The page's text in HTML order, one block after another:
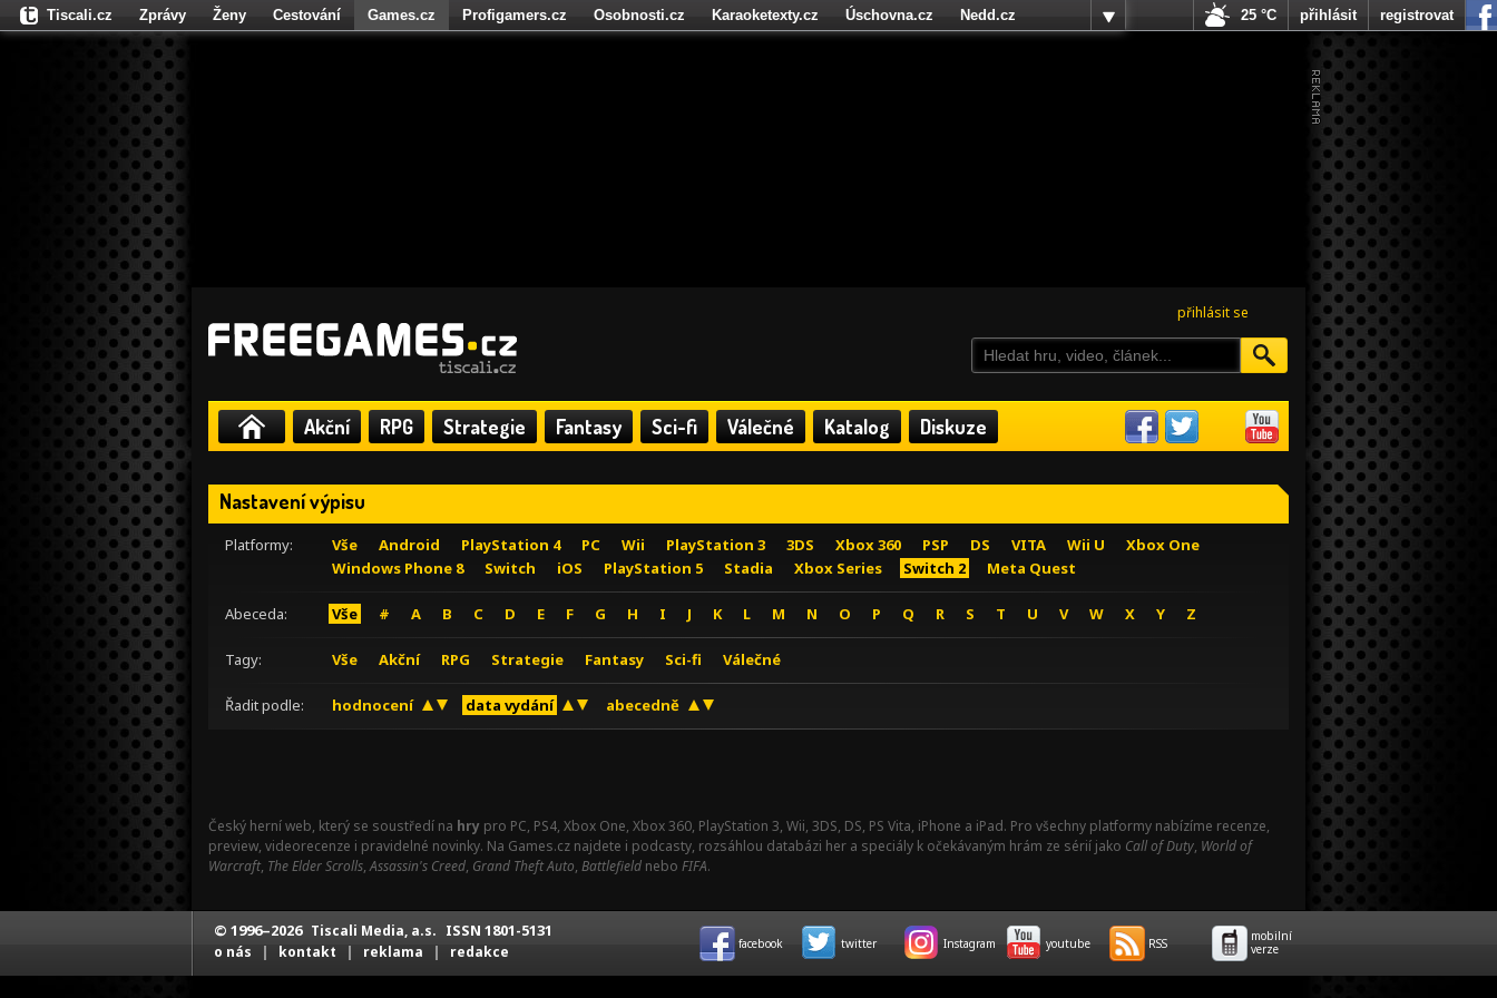
přihlásit se
Akční RPG Strategie Fantasy Sci-fi Válečné Katalog Diskuze
Nastavení výpisu
Platformy: Vše Android PlayStation 4 PC Wii PlayStation 3 3DS Xbox 360 PSP DS VITA Wii U
Xbox One
Windows Phone 8
Switch iOS PlayStation 5 Stadia Xbox Series Switch 2 Meta Quest
Abeceda: Vše # A B C D E F G H I J K L M N O P Q R S T U V W X Y Z
Tagy: Vše Akční RPG Strategie Fantasy Sci-fi Válečné
Řadit podle: hodnocení data vydání abecedně
Český herní web, který se soustředí na hry pro PC, PS4, Xbox One, Xbox 360, PlayStation 3, Wii, 3DS, DS, PS Vita, iPhone a iPad. Pro všechny platformy nabízíme recenze,
preview, videorecenze i pravidelné novinky. Na Games.cz najdete i podcasty, rozsáhlou databázi her a speciály k očekávaným hrám ze sérií jako Call of Duty, World of
Warcraft, The Elder Scrolls,Assassin's Creed, Grand Theft Auto, Battlefield nebo FIFA.
Tiscali.cz Zprávy Ženy Cestování Games.cz Profigamers.cz Osobnosti.cz Karaoketexty.cz Úschovna.cz
Nedd.cz
Fights.cz
25 °C přihlásit registrovat
© 1996–2026 Tiscali Media, a.s. ISSN 1801-5131
o nás | kontakt | reklama | redakce facebook twitter Instagram youtube RSS
mobilní
verze